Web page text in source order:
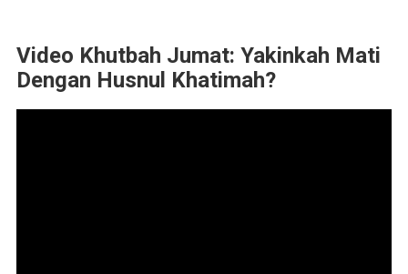
Video Khutbah Jumat: Yakinkah Mati
Dengan Husnul Khatimah?